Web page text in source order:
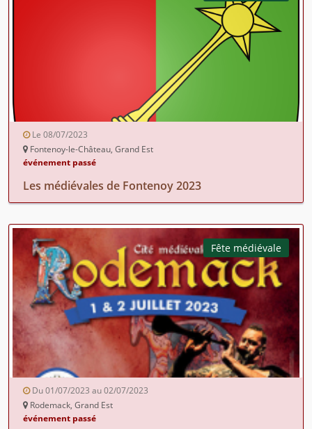
Le 08/07/2023
Fontenoy-le-Château, Grand Est
événement passé
Les médiévales de Fontenoy 2023
Fête médiévale
Du 01/07/2023 au 02/07/2023
Rodemack, Grand Est
événement passé